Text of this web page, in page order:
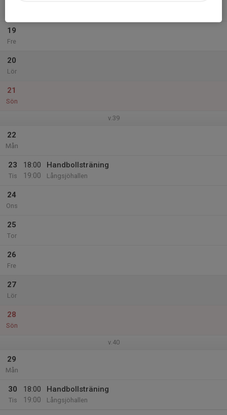
19
Fre
20
Lör
21
Sön
v.39
22
Mån
23
Tis
18:00
19:00
Handbollsträning
Långsjöhallen
24
Ons
25
Tor
26
Fre
27
Lör
28
Sön
v.40
29
Mån
30
Tis
18:00
19:00
Handbollsträning
Långsjöhallen